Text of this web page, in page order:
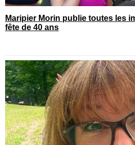
Maripier Morin publie toutes les
fête de 40 ans